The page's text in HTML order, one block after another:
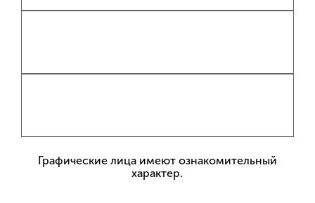
Графические лица имеют ознакомительный
характер.